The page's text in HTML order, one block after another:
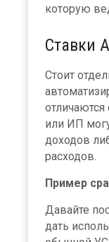
которую
Ставки
Стоит
или ИП
доходов
расходов.
Пример
Давайте
дать